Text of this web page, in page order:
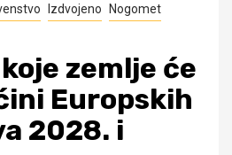
Izdvojeno Nogomet
zemlje će
Europskih
2028. i